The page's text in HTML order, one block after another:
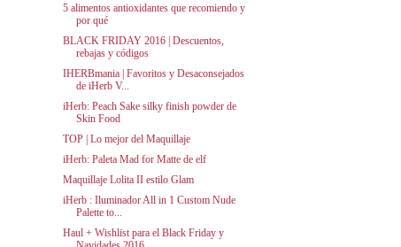
5 alimentos antioxidantes que recomiendo y
por qué
BLACK FRIDAY 2016 | Descuentos,
rebajas y códigos
IHERBmania | Favoritos y Desaconsejados
de iHerb V...
iHerb: Peach Sake silky finish powder de
Skin Food
TOP | Lo mejor del Maquillaje
iHerb: Paleta Mad for Matte de elf
Maquillaje Lolita II estilo Glam
iHerb : Iluminador All in 1 Custom Nude
Palette to...
Haul + Wishlist para el Black Friday y